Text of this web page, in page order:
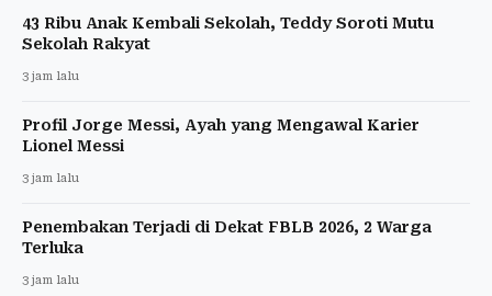
43 Ribu Anak Kembali Sekolah, Teddy Soroti Mutu
Sekolah Rakyat
3 jam lalu
Profil Jorge Messi, Ayah yang Mengawal Karier
Lionel Messi
3 jam lalu
Penembakan Terjadi di Dekat FBLB 2026, 2 Warga
Terluka
3 jam lalu